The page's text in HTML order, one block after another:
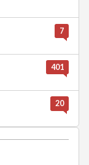
7
401
20